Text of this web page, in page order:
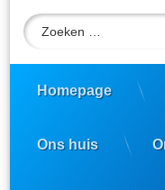
Homepage
Ons huis